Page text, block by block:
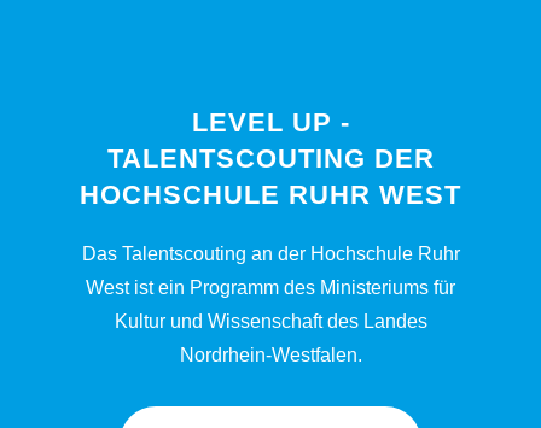
LEVEL UP -
TALENTSCOUTING DER
HOCHSCHULE RUHR WEST
Das Talentscouting an der Hochschule Ruhr
West ist ein Programm des Ministeriums für
Kultur und Wissenschaft des Landes
Nordrhein-Westfalen.